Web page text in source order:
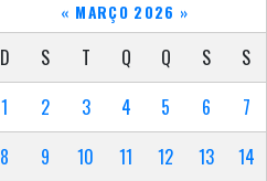
« MARÇO 2026 »
D S T Q Q S
S
1
2 3 4 5 6
7
8
9 10 11 12 13
14